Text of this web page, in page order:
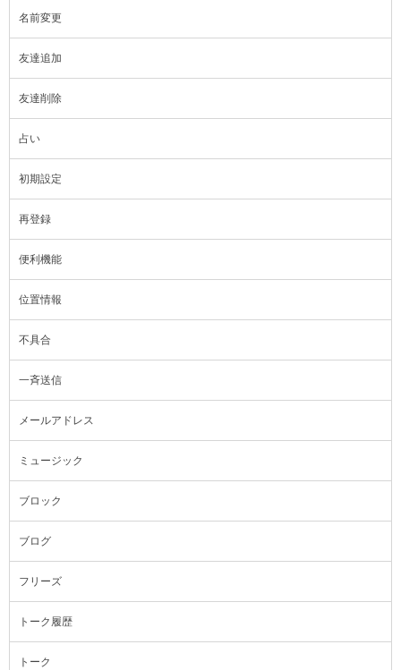
名前変更
友達追加
友達削除
占い
初期設定
再登録
便利機能
位置情報
不具合
一斉送信
メールアドレス
ミュージック
ブロック
ブログ
フリーズ
トーク履歴
トーク